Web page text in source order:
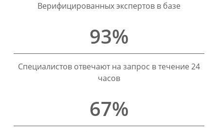
Верифицированных экспертов в базе
93%
Специалистов отвечают на запрос в течение 24
часов
67%